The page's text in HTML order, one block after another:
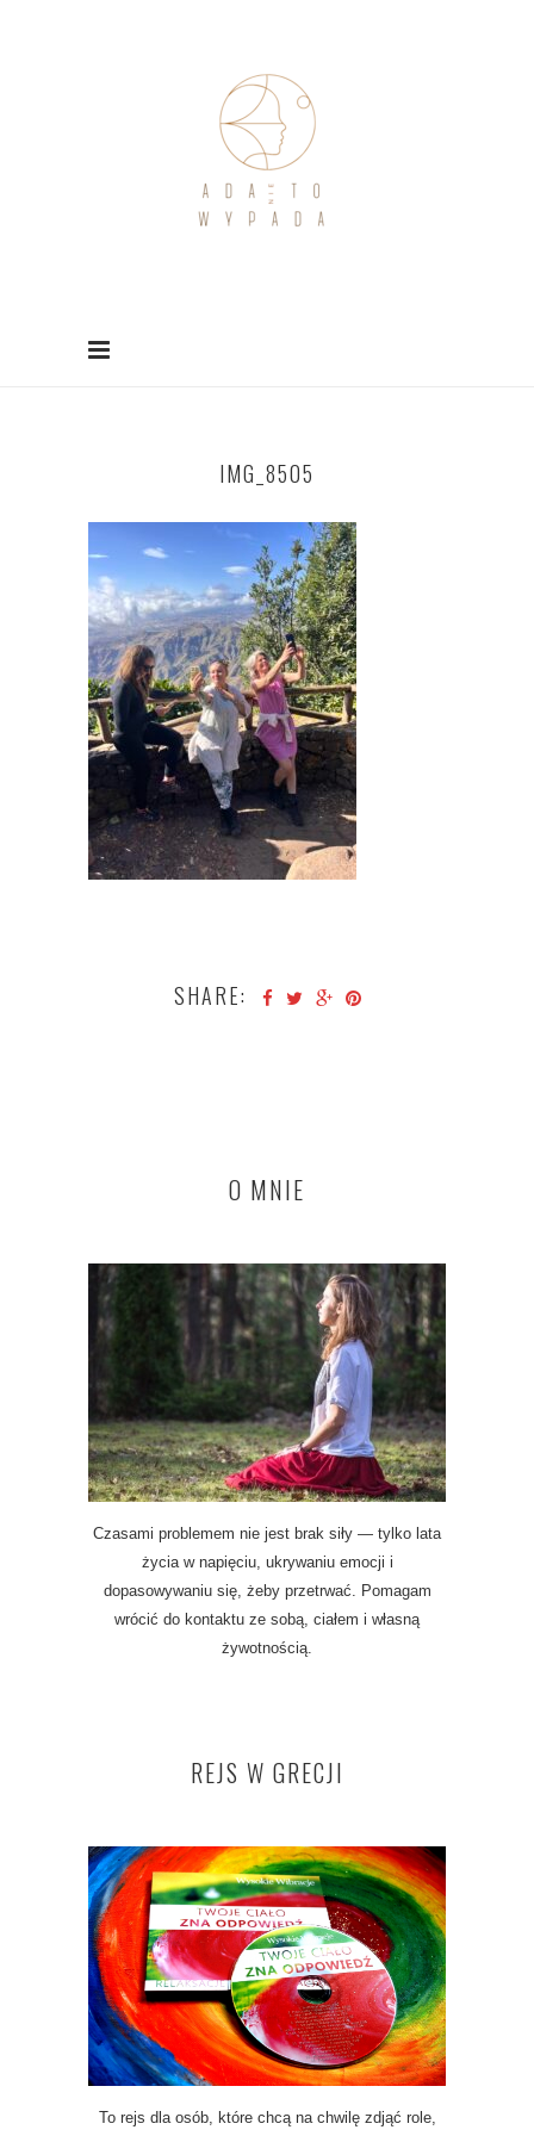
IMG_8505
SHARE:
O MNIE
Czasami problemem nie jest brak siły — tylko lata
życia w napięciu, ukrywaniu emocji i
dopasowywaniu się, żeby przetrwać. Pomagam
wrócić do kontaktu ze sobą, ciałem i własną
żywotnością.
REJS W GRECJI
To rejs dla osób, które chcą na chwilę zdjąć role,